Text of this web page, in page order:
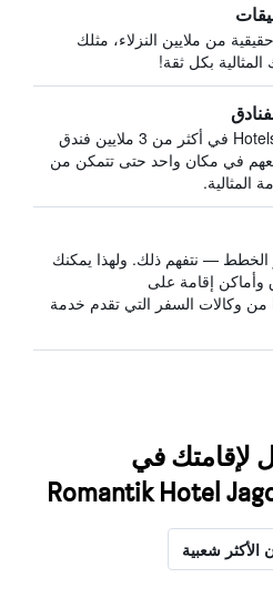
من ملايين النزلاء، مثلك
بكل ثقة!
يبحث HotelsCombined في أكثر من 3 ملايين فندق
في مكان واحد حتى تتمكن من
المثالية.
الخطط — نتفهم ذلك. ولهذا يمكنك
وأماكن إقامة على
HotelsCombined من وكالات السفر التي تقدم خدمة
لإقامتك في
Romantik Hotel
الأكثر شعبية